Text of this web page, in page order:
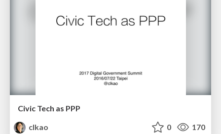
Civic Tech as PPP
clkao
0 170